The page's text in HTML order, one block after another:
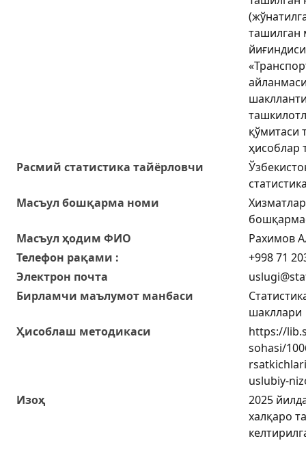
ташилган
қўмитаси
ҳисоблар
Расмий статистика тайёрловчи
Масъул бошқарма номи
Масъул ҳодим ФИО
Рахимов
Телефон рақами :
+998 71
Электрон почта
Бирламчи маълумот манбаси
шакллари
Ҳисоблаш методикаси
https://
sohasi/
uslubiy-
Изоҳ
2025
халқаро